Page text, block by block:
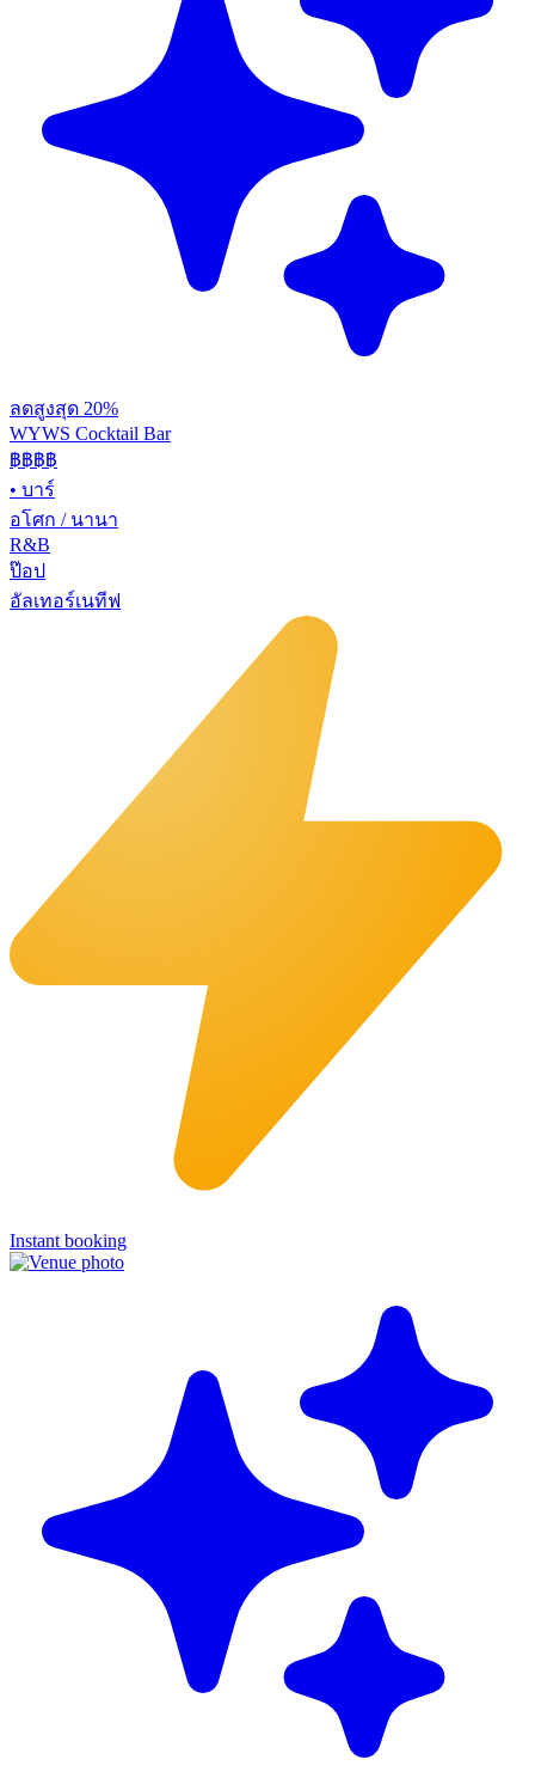
ลดสูงสุด 20%
WYWS Cocktail Bar
฿฿฿฿
• บาร์
อโศก / นานา
R&B
ป๊อป
อัลเทอร์เนทีฟ
Instant booking